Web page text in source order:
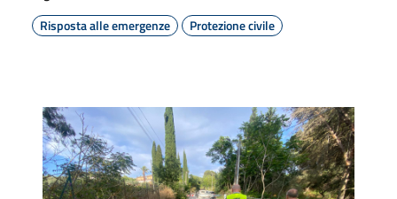
Risposta alle emergenze
Protezione civile